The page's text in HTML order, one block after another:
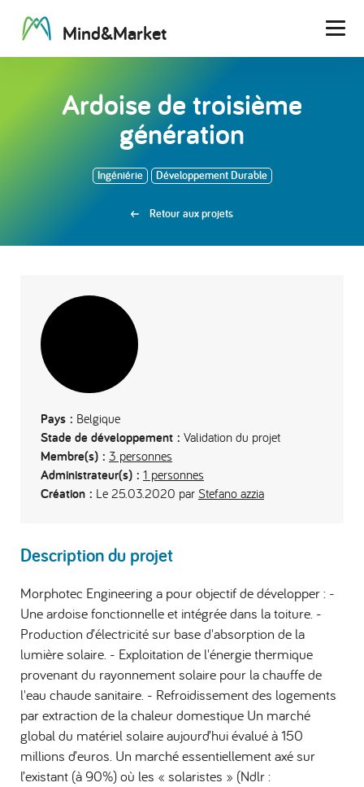
Mind&Market
Ardoise de troisième
génération
Ingéniérie Développement Durable
Retour aux projets
Pays : Belgique
Stade de développement : Validation du projet
Membre(s) : 3 personnes
Administrateur(s) : 1 personnes
Création : Le 25.03.2020 par Stefano azzia
Description du projet
Morphotec Engineering a pour objectif de développer : -
Une ardoise fonctionnelle et intégrée dans la toiture. -
Production d’électricité sur base d'absorption de la
lumière solaire. - Exploitation de l'énergie thermique
provenant du rayonnement solaire pour la chauffe de
l'eau chaude sanitaire. - Refroidissement des logements
par extraction de la chaleur domestique Un marché
global du matériel solaire aujourd’hui évalué à 150
millions d’euros. Un marché essentiellement axé sur
l’existant (à 90%) où les « solaristes » (Ndlr :